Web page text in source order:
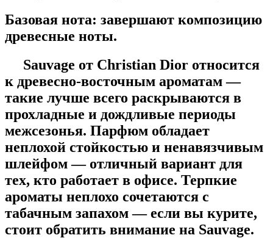
Базовая нота: завершают композицию
древесные ноты.
Sauvage от Christian Dior относится
к древесно-восточным ароматам —
такие лучше всего раскрываются в
прохладные и дождливые периоды
межсезонья. Парфюм обладает
неплохой стойкостью и ненавязчивым
шлейфом — отличный вариант для
тех, кто работает в офисе. Терпкие
ароматы неплохо сочетаются с
табачным запахом — если вы курите,
стоит обратить внимание на Sauvage.